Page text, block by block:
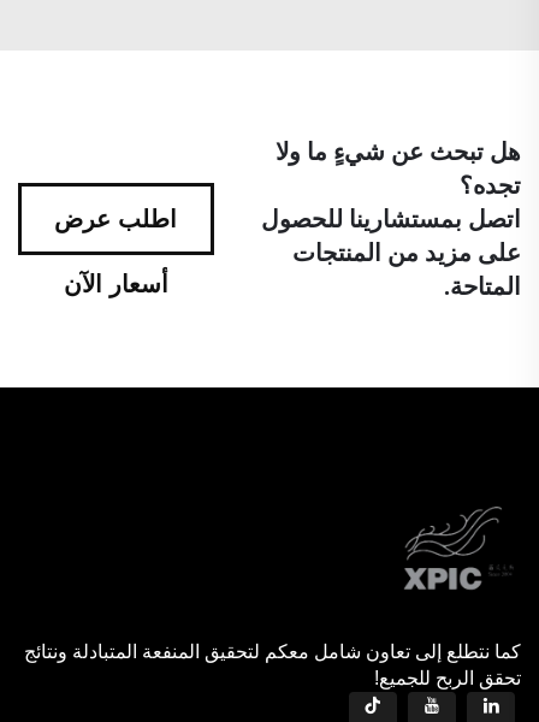
هل تبحث عن شيءٍ ما ولا
تجده؟
اتصل بمستشارينا للحصول
على مزيد من المنتجات
المتاحة.
اطلب عرض
أسعار الآن
كما نتطلع إلى تعاون شامل معكم لتحقيق المنفعة المتبادلة ونتائج
تحقق الربح للجميع!